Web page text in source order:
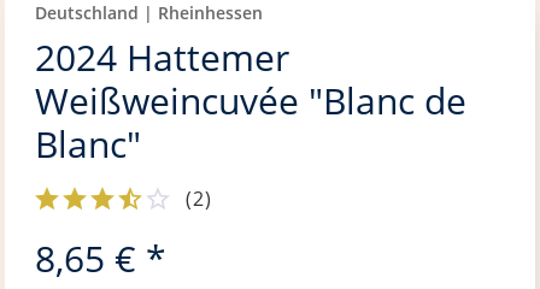
Deutschland | Rheinhessen
2024 Hattemer
Weißweincuvée "Blanc de
Blanc"
(2)
8,65 € *